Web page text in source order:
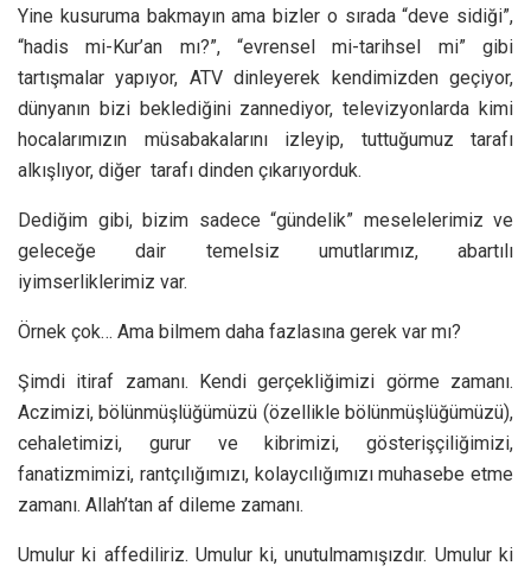
Yine kusuruma bakmayın ama bizler o sırada “deve sidiği”,
“hadis mi-Kur’an mı?”, “evrensel mi-tarihsel mi” gibi
tartışmalar yapıyor, ATV dinleyerek kendimizden geçiyor,
dünyanın bizi beklediğini zannediyor, televizyonlarda kimi
hocalarımızın müsabakalarını izleyip, tuttuğumuz tarafı
alkışlıyor, diğer tarafı dinden çıkarıyorduk.
Dediğim gibi, bizim sadece “gündelik” meselelerimiz ve
geleceğe dair temelsiz umutlarımız, abartılı
iyimserliklerimiz var.
Örnek çok… Ama bilmem daha fazlasına gerek var mı?
Şimdi itiraf zamanı. Kendi gerçekliğimizi görme zamanı.
Aczimizi, bölünmüşlüğümüzü (özellikle bölünmüşlüğümüzü),
cehaletimizi, gurur ve kibrimizi, gösterişçiliğimizi,
fanatizmimizi, rantçılığımızı, kolaycılığımızı muhasebe etme
zamanı. Allah’tan af dileme zamanı.
Umulur ki affediliriz. Umulur ki, unutulmamışızdır. Umulur ki